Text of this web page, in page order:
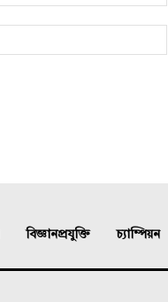
বিজ্ঞানপ্রযুক্তি চ্যাম্পিয়ন